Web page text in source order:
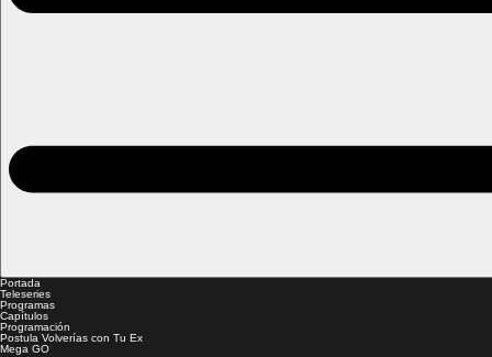
Portada
Teleseries
Programas
Capítulos
Programación
Postula Volverías con Tu Ex
Mega GO